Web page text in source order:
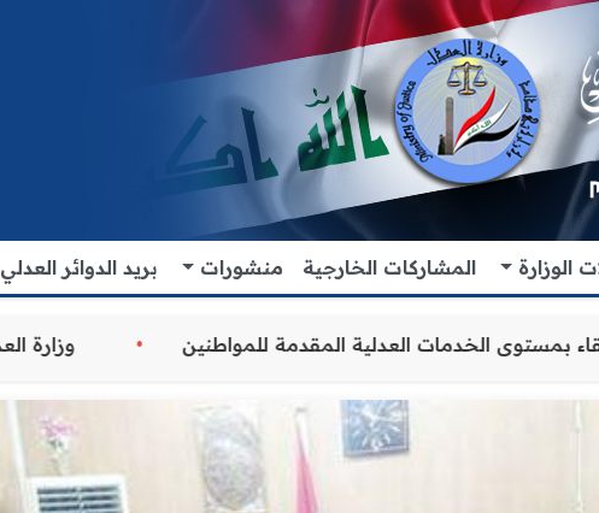
الوزارة المشاركات الخارجية منشورات بريد الدوائر العدلي
للارتقاء بمستوى الخدمات العدلية المقدمة للمواطنين